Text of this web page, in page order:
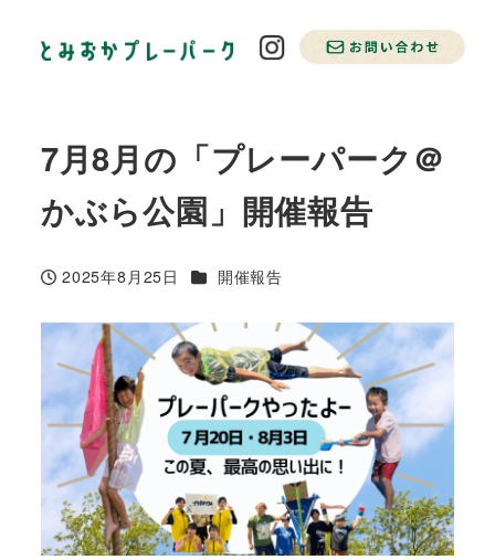
7月8月の「プレーパーク＠
かぶら公園」開催報告
投稿日
2025年8月25日 カテゴリー
開催報告